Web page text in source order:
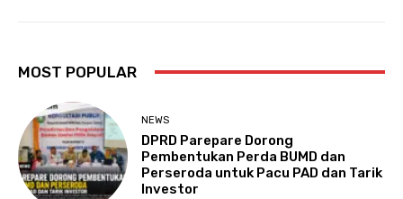
MOST POPULAR
NEWS
DPRD Parepare Dorong
Pembentukan Perda BUMD dan
Perseroda untuk Pacu PAD dan Tarik
Investor